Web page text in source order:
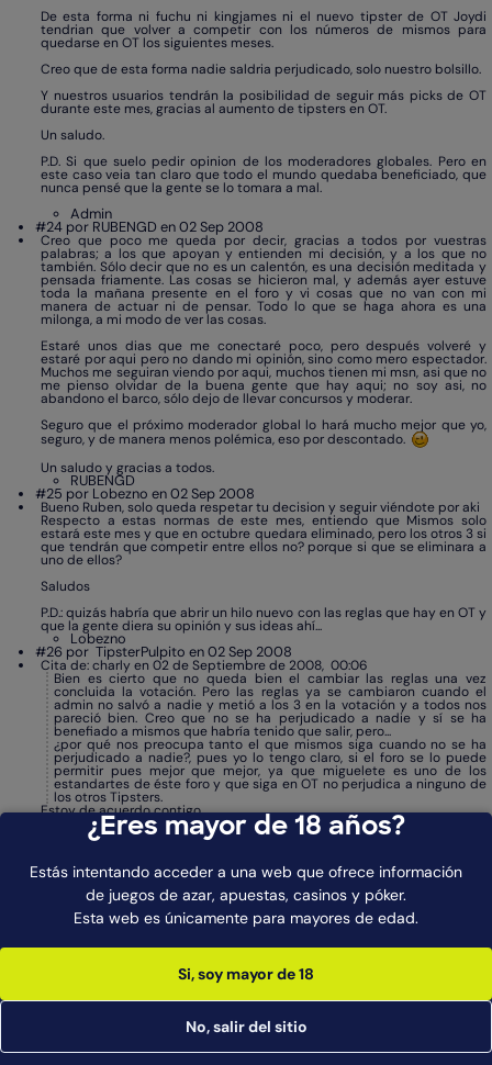
De esta forma ni fuchu ni kingjames ni el nuevo tipster de OT Joydi
tendrian que volver a competir con los números de mismos para
quedarse en OT los siguientes meses.
Creo que de esta forma nadie saldria perjudicado, solo nuestro bolsillo.
Y nuestros usuarios tendrán la posibilidad de seguir más picks de OT
durante este mes, gracias al aumento de tipsters en OT.
Un saludo.
P.D. Si que suelo pedir opinion de los moderadores globales. Pero en
este caso veia tan claro que todo el mundo quedaba beneficiado, que
nunca pensé que la gente se lo tomara a mal.
Admin
#24 por RUBENGD en 02 Sep 2008
Creo que poco me queda por decir, gracias a todos por vuestras
palabras; a los que apoyan y entienden mi decisión, y a los que no
también. Sólo decir que no es un calentón, es una decisión meditada y
pensada friamente. Las cosas se hicieron mal, y además ayer estuve
toda la mañana presente en el foro y vi cosas que no van con mi
manera de actuar ni de pensar. Todo lo que se haga ahora es una
milonga, a mi modo de ver las cosas.
Estaré unos dias que me conectaré poco, pero después volveré y
estaré por aqui pero no dando mi opinión, sino como mero espectador.
Muchos me seguiran viendo por aqui, muchos tienen mi msn, asi que no
me pienso olvidar de la buena gente que hay aqui; no soy asi, no
abandono el barco, sólo dejo de llevar concursos y moderar.
Seguro que el próximo moderador global lo hará mucho mejor que yo,
seguro, y de manera menos polémica, eso por descontado.
Un saludo y gracias a todos.
RUBENGD
#25 por Lobezno en 02 Sep 2008
Bueno Ruben, solo queda respetar tu decision y seguir viéndote por aki
Respecto a estas normas de este mes, entiendo que Mismos solo
estará este mes y que en octubre quedara eliminado, pero los otros 3 si
que tendrán que competir entre ellos no? porque si que se eliminara a
uno de ellos?
Saludos
P.D.: quizás habría que abrir un hilo nuevo con las reglas que hay en OT y
que la gente diera su opinión y sus ideas ahí...
Lobezno
#26 por TipsterPulpito en 02 Sep 2008
Cita de: charly en 02 de Septiembre de 2008, 00:06
Bien es cierto que no queda bien el cambiar las reglas una vez
concluida la votación. Pero las reglas ya se cambiaron cuando el
admin no salvó a nadie y metió a los 3 en la votación y a todos nos
pareció bien. Creo que no se ha perjudicado a nadie y sí se ha
benefiado a mismos que habría tenido que salir, pero...
¿por qué nos preocupa tanto el que mismos siga cuando no se ha
perjudicado a nadie?, pues yo lo tengo claro, si el foro se lo puede
permitir pues mejor que mejor, ya que miguelete es uno de los
estandartes de éste foro y que siga en OT no perjudica a ninguno de
los otros Tipsters.
Estoy de acuerdo contigo.
Me parece una niñeria por parte de Ruben, si se estuviera perjudicando
la posiblidad de tener mayores consejos durante este mes al tener a 4
personas.
Yo la verdad sigo sin entender tanta movida por una cosa que beneficia
a todos los usuarios del foro, en fín.
TipsterPulpito
Por lo que leo en los foros hay unos cuántos usuarios que han emitido
de haber anunciado este cambio con anterioridad a abrirse la votación,
el problema estaba en que tenías que emitir los dos votos en la primera
¿Eres mayor de 18 años?
Estás intentando acceder a una web que ofrece información
de juegos de azar, apuestas, casinos y póker.
Esta web es únicamente para mayores de edad.
Si, soy mayor de 18
No, salir del sitio